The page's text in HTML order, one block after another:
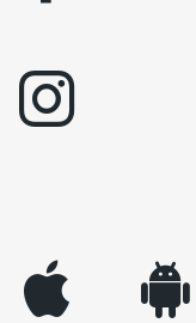
instagram
appleinc android